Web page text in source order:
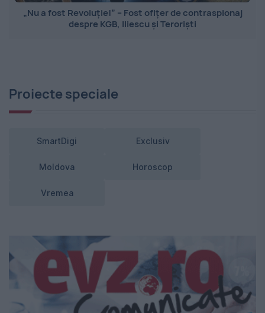
„Nu a fost Revoluție!” – Fost ofițer de contraspionaj
despre KGB, Iliescu și Teroriști
Proiecte speciale
SmartDigi Exclusiv
Moldova Horoscop
Vremea